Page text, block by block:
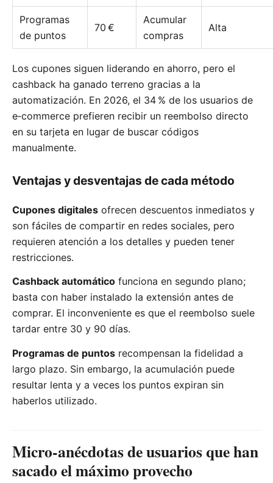
Programas
de puntos
70 €
Acumular
compras
Alta
Los cupones siguen liderando en ahorro, pero el
cashback ha ganado terreno gracias a la
automatización. En 2026, el 34 % de los usuarios de
e‑commerce prefieren recibir un reembolso directo
en su tarjeta en lugar de buscar códigos
manualmente.
Ventajas y desventajas de cada método
Cupones digitales ofrecen descuentos inmediatos y
son fáciles de compartir en redes sociales, pero
requieren atención a los detalles y pueden tener
restricciones.
Cashback automático funciona en segundo plano;
basta con haber instalado la extensión antes de
comprar. El inconveniente es que el reembolso suele
tardar entre 30 y 90 días.
Programas de puntos recompensan la fidelidad a
largo plazo. Sin embargo, la acumulación puede
resultar lenta y a veces los puntos expiran sin
haberlos utilizado.
Micro‑anécdotas de usuarios que han
sacado el máximo provecho